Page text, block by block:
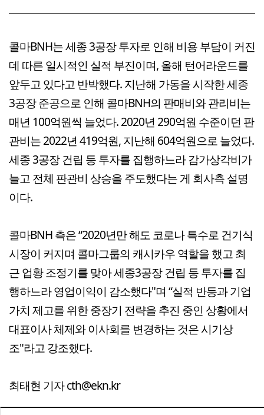
콜마BNH는 세종 3공장 투자로 인해 비용 부담이 커진
데 따른 일시적인 실적 부진이며, 올해 턴어라운드를
앞두고 있다고 반박했다. 지난해 가동을 시작한 세종
3공장 준공으로 인해 콜마BNH의 판매비와 관리비는
매년 100억원씩 늘었다. 2020년 290억원 수준이던 판
관비는 2022년 419억원, 지난해 604억원으로 늘었다.
세종 3공장 건립 등 투자를 집행하느라 감가상각비가
늘고 전체 판관비 상승을 주도했다는 게 회사측 설명
이다.
콜마BNH 측은 “2020년만 해도 코로나 특수로 건기식
시장이 커지며 콜마그룹의 캐시카우 역할을 했고 최
근 업황 조정기를 맞아 세종3공장 건립 등 투자를 집
행하느라 영업이익이 감소했다"며 “실적 반등과 기업
가치 제고를 위한 중장기 전략을 추진 중인 상황에서
대표이사 체제와 이사회를 변경하는 것은 시기상
조"라고 강조했다.
최태현 기자 cth@ekn.kr